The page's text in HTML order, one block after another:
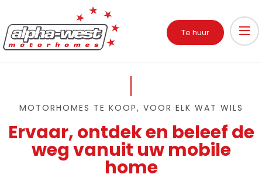
Te huur
MOTORHOMES TE KOOP, VOOR ELK WAT WILS
Ervaar, ontdek en beleef de
weg vanuit uw mobile
home